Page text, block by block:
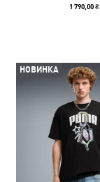
1 790,00 ₴
НОВИНКА